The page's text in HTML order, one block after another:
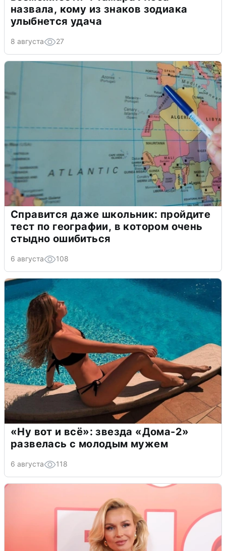
назвала, кому из знаков зодиака
улыбнется удача
8 августа 27
Справится даже школьник: пройдите
тест по географии, в котором очень
стыдно ошибиться
6 августа 108
«Ну вот и всё»: звезда «Дома-2»
развелась с молодым мужем
6 августа 118